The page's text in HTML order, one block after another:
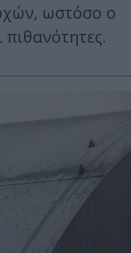
ωστόσο ο